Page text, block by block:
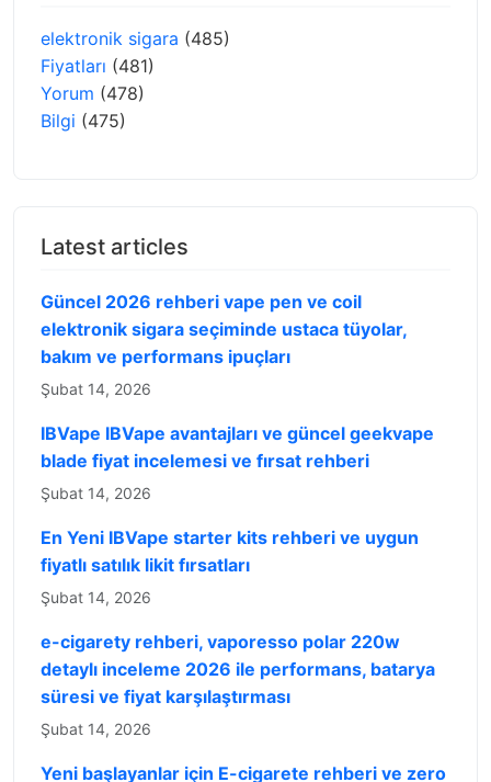
elektronik sigara (485)
Fiyatları (481)
Yorum (478)
Bilgi (475)
Latest articles
Güncel 2026 rehberi vape pen ve coil
elektronik sigara seçiminde ustaca tüyolar,
bakım ve performans ipuçları
Şubat 14, 2026
IBVape IBVape avantajları ve güncel geekvape
blade fiyat incelemesi ve fırsat rehberi
Şubat 14, 2026
En Yeni IBVape starter kits rehberi ve uygun
fiyatlı satılık likit fırsatları
Şubat 14, 2026
e-cigarety rehberi, vaporesso polar 220w
detaylı inceleme 2026 ile performans, batarya
süresi ve fiyat karşılaştırması
Şubat 14, 2026
Yeni başlayanlar için E-cigarete rehberi ve zero